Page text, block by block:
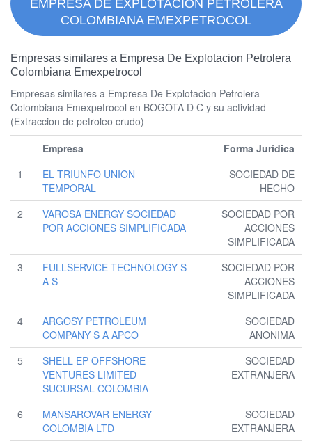
EMPRESA DE EXPLOTACION PETROLERA
COLOMBIANA EMEXPETROCOL
Empresas similares a Empresa De Explotacion Petrolera
Colombiana Emexpetrocol
Empresas similares a Empresa De Explotacion Petrolera
Colombiana Emexpetrocol en BOGOTA D C y su actividad
(Extraccion de petroleo crudo)
Empresa
Forma Jurídica
1
EL TRIUNFO UNION
TEMPORAL
SOCIEDAD DE
HECHO
2
VAROSA ENERGY SOCIEDAD
POR ACCIONES SIMPLIFICADA
SOCIEDAD POR
ACCIONES
SIMPLIFICADA
3
FULLSERVICE TECHNOLOGY S
A S
SOCIEDAD POR
ACCIONES
SIMPLIFICADA
4
ARGOSY PETROLEUM
COMPANY S A APCO
SOCIEDAD
ANONIMA
5
SHELL EP OFFSHORE
VENTURES LIMITED
SUCURSAL COLOMBIA
SOCIEDAD
EXTRANJERA
6
MANSAROVAR ENERGY
COLOMBIA LTD
SOCIEDAD
EXTRANJERA